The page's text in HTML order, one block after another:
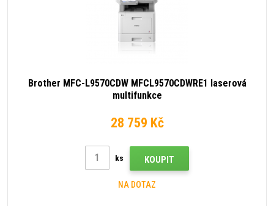
Brother MFC-L9570CDW MFCL9570CDWRE1 laserová
multifunkce
28 759 Kč
ks KOUPIT
NA DOTAZ